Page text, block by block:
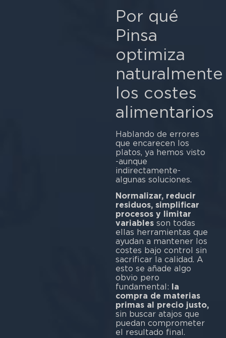
Por qué
Pinsa
optimiza
naturalmente
los costes
alimentarios
Hablando de errores
que encarecen los
platos, ya hemos visto
-aunque
indirectamente-
algunas soluciones.
Normalizar, reducir
residuos, simplificar
procesos y limitar
variablesson todas
ellas herramientas que
ayudan a mantener los
costes bajo control sin
sacrificar la calidad. A
esto se añade algo
obvio pero
fundamental: la
compra de materias
primas al precio justo,
sin buscar atajos que
puedan comprometer
el resultado final.